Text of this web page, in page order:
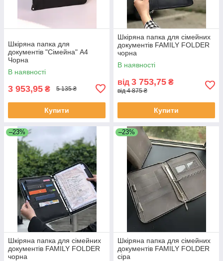
Шкіряна папка для
документів "Сімейна" А4
Чорна
В наявності
3 953,95 ₴ 5 135 ₴
Купити
Шкіряна папка для сімейних
документів FAMILY FOLDER
чорна
В наявності
від 3 753,75 ₴
від 4 875 ₴
Купити
–23%
Шкіряна папка для сімейних
документів FAMILY FOLDER
чорна
–23%
Шкіряна папка для сімейних
документів FAMILY FOLDER
сіра